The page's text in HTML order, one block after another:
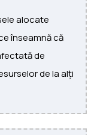
alocate
înseamnă că
de
de la alți